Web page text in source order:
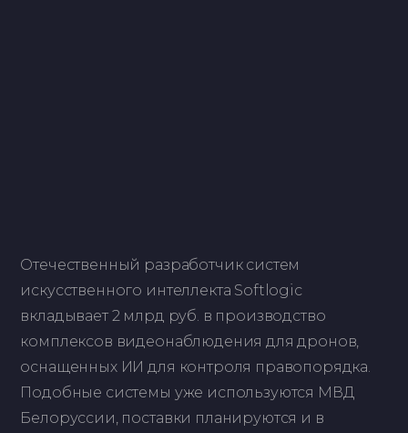
Отечественный разработчик систем
искусственного интеллекта Softlogic
вкладывает 2 млрд руб. в производство
комплексов видеонаблюдения для дронов,
оснащенных ИИ для контроля правопорядка.
Подобные системы уже используются МВД
Белоруссии, поставки планируются и в